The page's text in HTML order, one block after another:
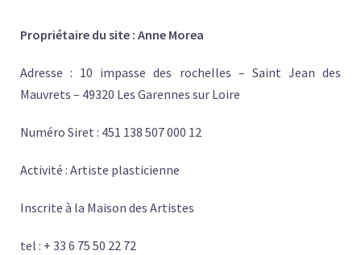
Propriétaire du site : Anne Morea
Adresse : 10 impasse des rochelles – Saint Jean des
Mauvrets – 49320 Les Garennes sur Loire
Numéro Siret : 451 138 507 000 12
Activité : Artiste plasticienne
Inscrite à la Maison des Artistes
tel : + 33 6 75 50 22 72